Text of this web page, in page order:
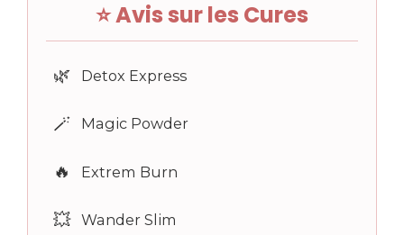
⭐ Avis sur les Cures
🌿 Detox Express
🪄 Magic Powder
🔥 Extrem Burn
💥 Wander Slim